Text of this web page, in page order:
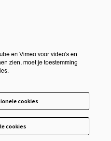
en Vimeo voor video's en
zien, moet je toestemming
cookies
cookies